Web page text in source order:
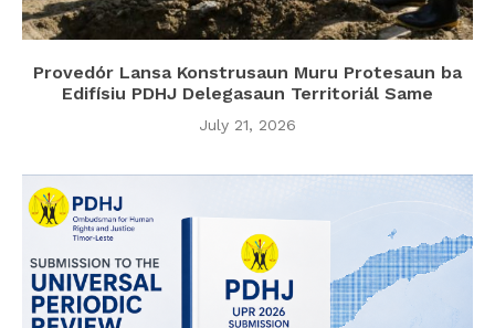
Provedór Lansa Konstrusaun Muru Protesaun ba
Edifísiu PDHJ Delegasaun Territoriál Same
July 21, 2026